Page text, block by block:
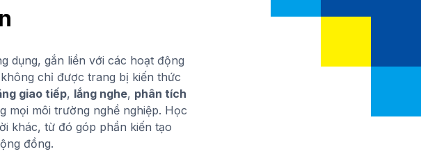
dụng, gắn liền với các hoạt động
chỉ được trang bị kiến thức
giao tiếp, lắng nghe, phân tích
mọi môi trường nghề nghiệp. Học
khác, từ đó góp phần kiến tạo
đồng.